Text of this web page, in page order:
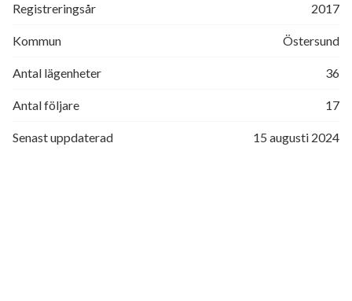
Registreringsår 2017
Kommun Östersund
Antal lägenheter 36
Antal följare 17
Senast uppdaterad 15 augusti 2024